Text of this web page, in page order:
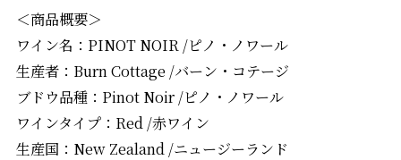
＜商品概要＞
ワイン名：PINOT NOIR /ピノ・ノワール
生産者：Burn Cottage /バーン・コテージ
ブドウ品種：Pinot Noir /ピノ・ノワール
ワインタイプ：Red /赤ワイン
生産国：New Zealand /ニュージーランド